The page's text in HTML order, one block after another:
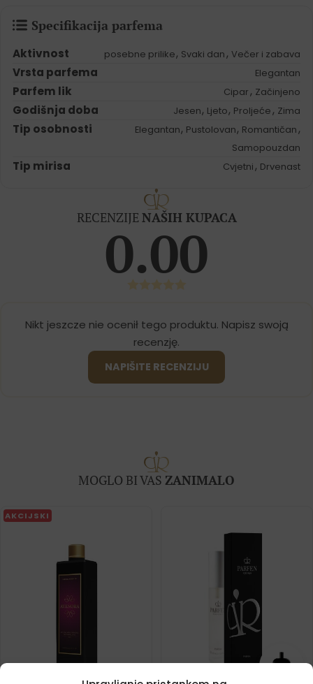
Specifikacija parfema
Aktivnost posebne prilike, Svaki dan, Večer i zabava
Vrsta parfema Elegantan
Parfem lik Cipar, Začinjeno
Godišnja doba Jesen, Ljeto, Proljeće, Zima
Tip osobnosti Elegantan, Pustolovan, Romantičan,
Samopouzdan
Tip mirisa Cvjetni, Drvenast
RECENZIJE NAŠIH KUPACA
0.00
Nikt jeszcze nie ocenił tego produktu. Napisz swoją
recenzję.
NAPIŠITE RECENZIJU
MOGLO BI VAS ZANIMALO
AKCIJSKI